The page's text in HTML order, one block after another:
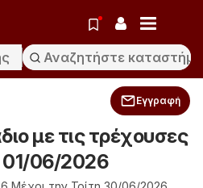
Εγγραφή
με τις τρέχουσες
06/2026